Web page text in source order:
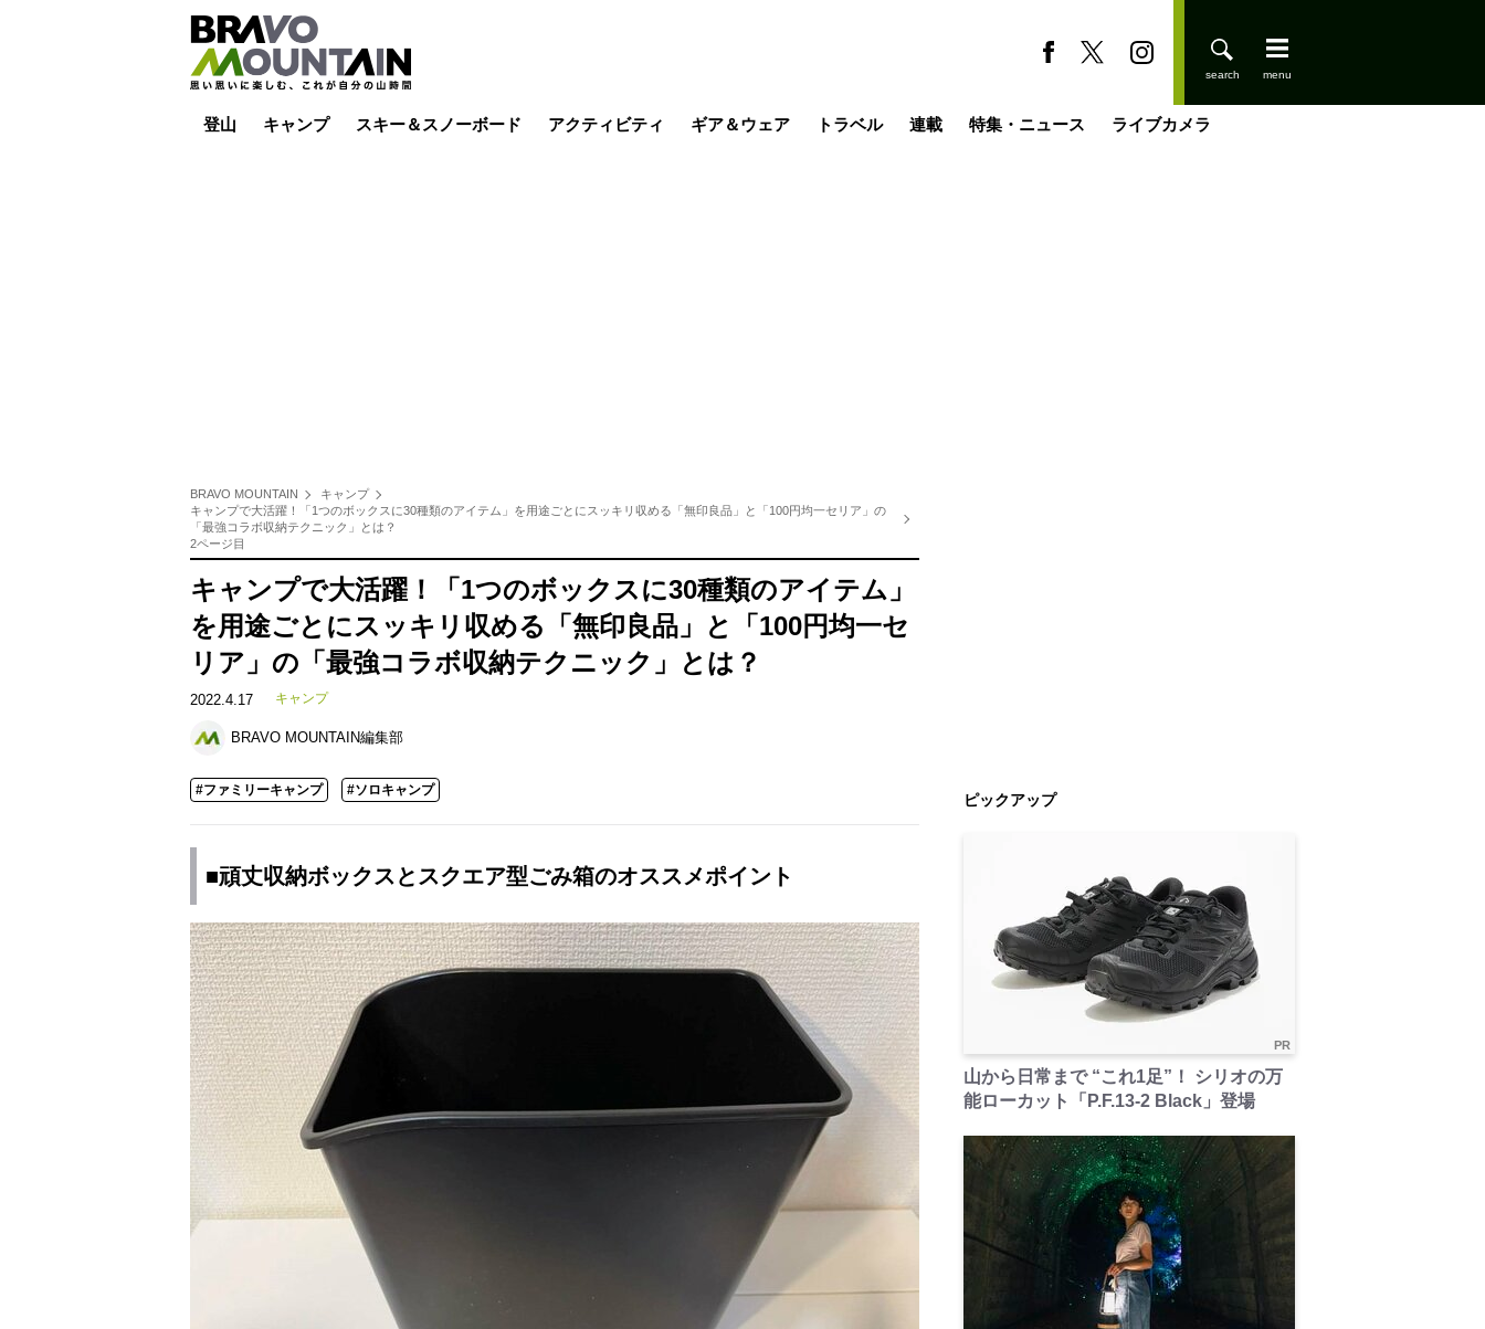
登山 キャンプ スキー＆スノーボード アクティビティ ギア＆ウェア トラベル 連載 特集・ニュース ライブカメラ
BRAVO MOUNTAIN
キャンプ
キャンプで大活躍！「1つのボックスに30種類のアイテム」を用途ごとにスッキリ収める「無印良品」と「100円均一セリア」の
「最強コラボ収納テクニック」とは？
2ページ目
キャンプで大活躍！「1つのボックスに30種類のアイテム」
を用途ごとにスッキリ収める「無印良品」と「100円均一セ
リア」の「最強コラボ収納テクニック」とは？
2022.4.17 キャンプ
BRAVO MOUNTAIN編集部
#ファミリーキャンプ #ソロキャンプ
■頑丈収納ボックスとスクエア型ごみ箱のオススメポイント
ピックアップ
PR
山から日常まで “これ1足”！ シリオの万
能ローカット「P.F.13-2 Black」登場